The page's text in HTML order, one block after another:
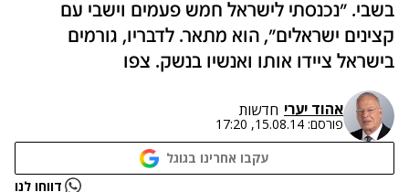
בשבי. "נכנסתי לישראל חמש פעמים וישבי עם
קצינים ישראלים", הוא מתאר. לדבריו, גורמים
בישראל ציידו אותו ואנשיו בנשק. צפו
אהוד יערי חדשות
פורסם: 15.08.14, 17:20
עקבו אחרינו בגוגל
נתקלנו בבעיה דווחו לנו